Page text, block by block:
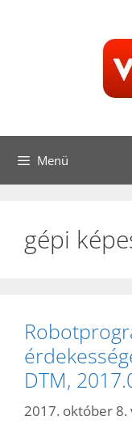
Menü
gépi
DTM,
2017. október 8.